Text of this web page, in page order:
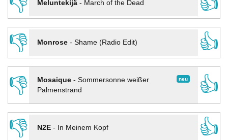
Meluntekijä- March of the Dead
👎
Monrose- Shame (Radio Edit)
👍
👎
neu
Mosaique- Sommersonne weißer
Palmenstrand
👍
👎
N2E- In Meinem Kopf
👍